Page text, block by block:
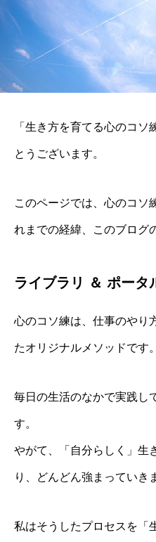
「生き方を育てる心のコ
とうございます。
このページでは、心のコソ
れまでの経緯、このブログ
ライブラリ ＆ ポータ
心のコソ練は、仕事のやり
たオリジナルメソッドです。
毎日の生活のなかで実践し
す。
やがて、「自分らしく」生
り、どんどん強まっていき
私はそうしたプロセスを「